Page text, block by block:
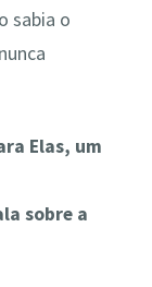
sabia o
Elas, um
sobre a